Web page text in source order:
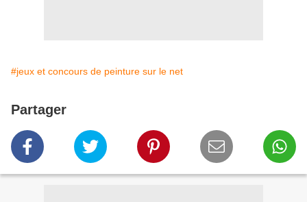
#jeux et concours de peinture sur le net
Partager